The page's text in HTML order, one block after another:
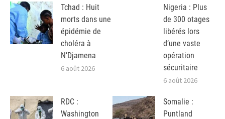
Tchad : Huit
morts dans une
épidémie de
choléra à
N’Djamena
6 août 2026
Nigeria : Plus
de 300 otages
libérés lors
d’une vaste
opération
sécuritaire
6 août 2026
RDC :
Washington
Somalie :
Puntland